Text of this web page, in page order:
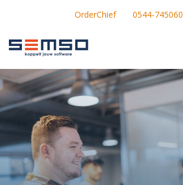
OrderChief 0544-745060